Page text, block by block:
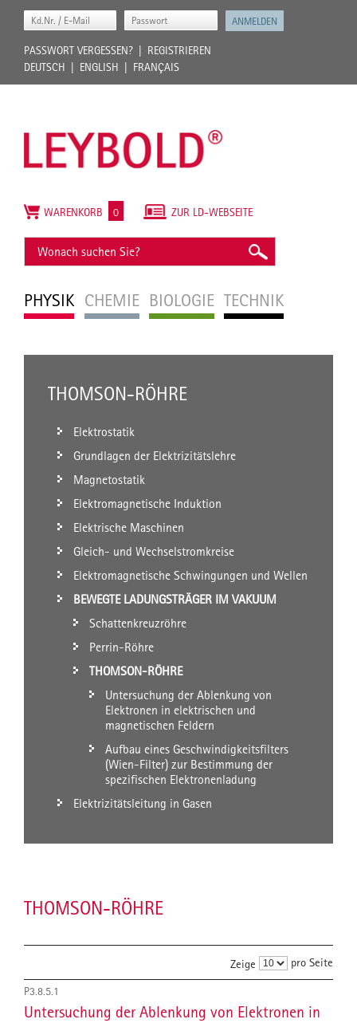
PASSWORT VERGESSEN?
REGISTRIEREN
DEUTSCH
ENGLISH FRANÇAIS
PHYSIK CHEMIE BIOLOGIE TECHNIK
ZUR LD-WEBSEITE
WARENKORB 0
THOMSON-RÖHRE
Elektrostatik
Grundlagen der Elektrizitätslehre
Magnetostatik
Elektromagnetische Induktion
Elektrische Maschinen
Gleich- und Wechselstromkreise
Elektromagnetische Schwingungen und Wellen
BEWEGTE LADUNGSTRÄGER IM VAKUUM
Schattenkreuzröhre
Perrin-Röhre
THOMSON-RÖHRE
Untersuchung der Ablenkung von
Elektronen in elektrischen und
magnetischen Feldern
Aufbau eines Geschwindigkeitsfilters
(Wien-Filter) zur Bestimmung der
spezifischen Elektronenladung
Elektrizitätsleitung in Gasen
THOMSON-RÖHRE
Zeige pro Seite
P3.8.5.1
Untersuchung der Ablenkung von Elektronen in